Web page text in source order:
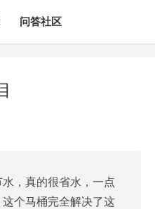
问答社区
，真的很省水，一点
个马桶完全解决了这